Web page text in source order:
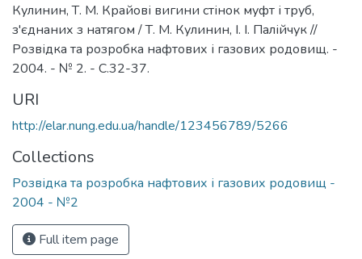
Кулинин, Т. М. Крайові вигини стінок муфт і труб,
з'єднаних з натягом / Т. М. Кулинин, І. І. Палійчук //
Розвідка та розробка нафтових і газових родовищ. -
2004. - № 2. - С.32-37.
URI
http://elar.nung.edu.ua/handle/123456789/5266
Collections
Розвідка та розробка нафтових і газових родовищ -
2004 - №2
Full item page